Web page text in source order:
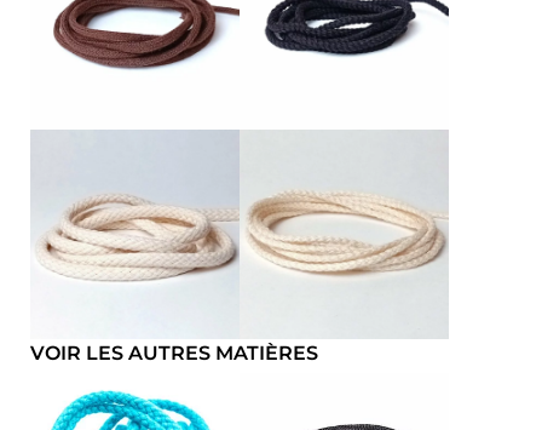
VOIR LES AUTRES MATIÈRES